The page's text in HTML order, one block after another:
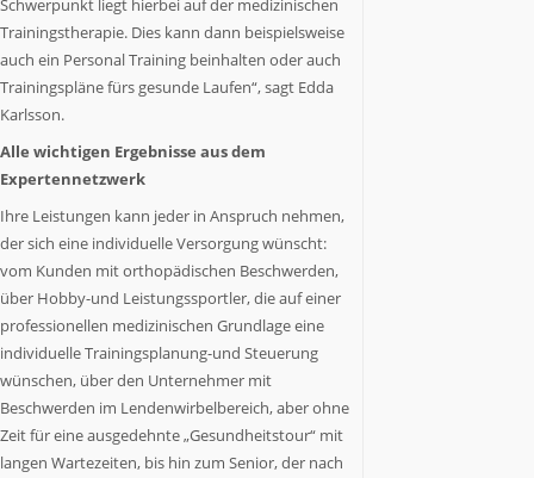
Schwerpunkt liegt hierbei auf der medizinischen
Trainingstherapie. Dies kann dann beispielsweise
auch ein Personal Training beinhalten oder auch
Trainingspläne fürs gesunde Laufen“, sagt Edda
Karlsson.
Alle wichtigen Ergebnisse aus dem
Expertennetzwerk
Ihre Leistungen kann jeder in Anspruch nehmen,
der sich eine individuelle Versorgung wünscht:
vom Kunden mit orthopädischen Beschwerden,
über Hobby-und Leistungssportler, die auf einer
professionellen medizinischen Grundlage eine
individuelle Trainingsplanung-und Steuerung
wünschen, über den Unternehmer mit
Beschwerden im Lendenwirbelbereich, aber ohne
Zeit für eine ausgedehnte „Gesundheitstour“ mit
langen Wartezeiten, bis hin zum Senior, der nach